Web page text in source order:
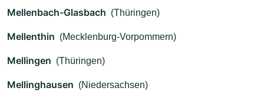
Mellenbach-Glasbach (Thüringen)
Mellenthin (Mecklenburg-Vorpommern)
Mellingen (Thüringen)
Mellinghausen (Niedersachsen)